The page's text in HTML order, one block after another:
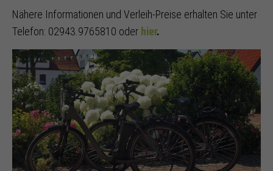
Nähere Informationen und Verleih-Preise erhalten Sie unter
Telefon: 02943.9765810 oder hier.